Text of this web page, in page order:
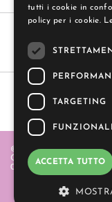
SERVIZIO
IL MIO
© 2004-2026 GUZZI
C. - PIAZZA ITALIA 20
06580880968 .
tutti i cookie in
policy per i cookie.
TARGETING
ACCETTA TUTTO